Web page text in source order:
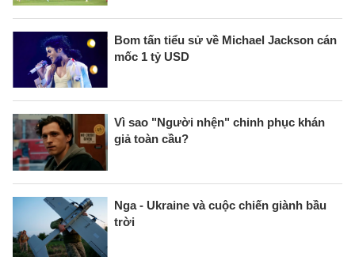
Bom tấn tiểu sử về Michael Jackson cán
mốc 1 tỷ USD
Vì sao "Người nhện" chinh phục khán
giả toàn cầu?
Nga - Ukraine và cuộc chiến giành bầu
trời